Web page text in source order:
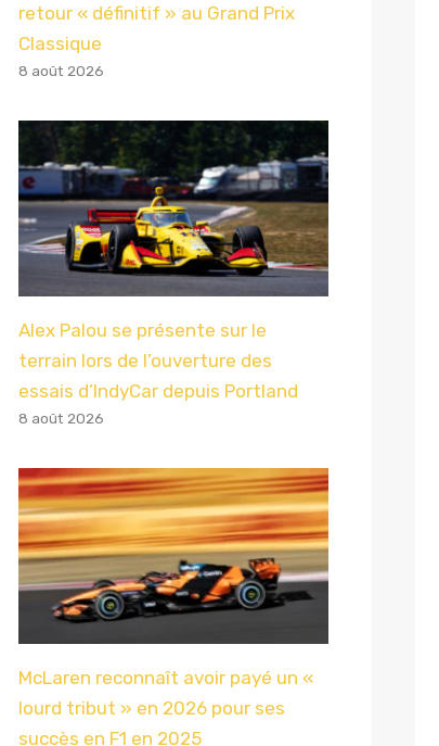
retour « définitif » au Grand Prix
Classique
8 août 2026
Alex Palou se présente sur le
terrain lors de l’ouverture des
essais d’IndyCar depuis Portland
8 août 2026
McLaren reconnaît avoir payé un «
lourd tribut » en 2026 pour ses
succès en F1 en 2025